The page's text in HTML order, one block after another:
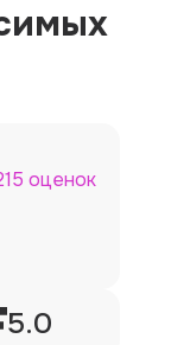
оценок
5.0